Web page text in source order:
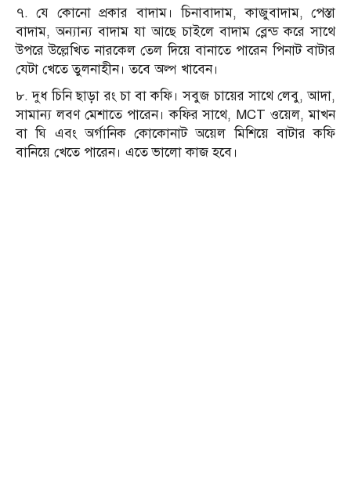
৭. যে কোনো প্রকার বাদাম। চিনাবাদাম, কাজুবাদাম, পেস্তা
বাদাম, অন্যান্য বাদাম যা আছে চাইলে বাদাম ব্লেন্ড করে সাথে
উপরে উল্লেখিত নারকেল তেল দিয়ে বানাতে পারেন পিনাট বাটার
যেটা খেতে তুলনাহীন। তবে অল্প খাবেন।
৮. দুধ চিনি ছাড়া রং চা বা কফি। সবুজ চায়ের সাথে লেবু, আদা,
সামান্য লবণ মেশাতে পারেন। কফির সাথে, MCT ওয়েল, মাখন
বা ঘি এবং অর্গানিক কোকোনাট অয়েল মিশিয়ে বাটার কফি
বানিয়ে খেতে পারেন। এতে ভালো কাজ হবে।